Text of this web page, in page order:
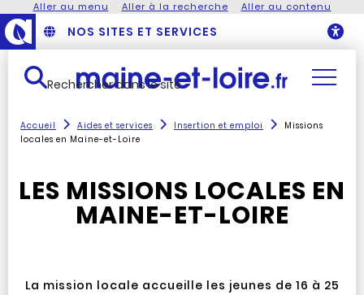
Aller au menu Aller à la recherche Aller au contenu
NOS SITES ET SERVICES
Rechercher dans le site
Accueil Aides et services Insertion et emploi
Missions
locales en Maine-et-Loire
LES MISSIONS LOCALES EN
MAINE-ET-LOIRE
La mission locale accueille les jeunes de 16 à 25